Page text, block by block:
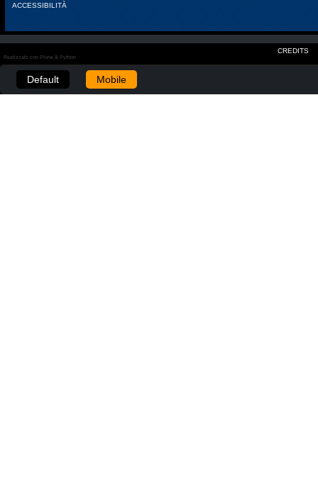
ACCESSIBILITÀ
CREDITS
Realizzato con Plone & Python
Default Mobile